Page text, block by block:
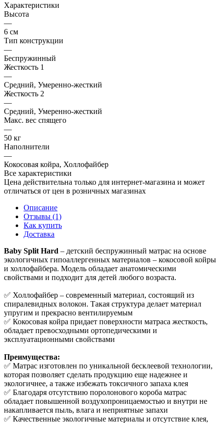
Характеристики
Высота
—
6 см
Тип конструкции
—
Беспружинный
Жесткость 1
—
Средний, Умеренно-жесткий
Жесткость 2
—
Средний, Умеренно-жесткий
Макс. вес спящего
—
50 кг
Наполнители
—
Кокосовая койра, Холлофайбер
Все характеристики
Цена действительна только для интернет-магазина и может
отличаться от цен в розничных магазинах
Описание
Отзывы (1)
Как купить
Доставка
Baby Split Hard – детский беспружинный матрас на основе
экологичных гипоаллергенных материалов – кокосовой койры
и холлофайбера. Модель обладает анатомическими
свойствами и подходит для детей любого возраста.
✅ Холлофайбер – современный материал, состоящий из
спиралевидных волокон. Такая структура делает материал
упругим и прекрасно вентилируемым
✅ Кокосовая койра придает поверхности матраса жесткость,
обладает превосходными ортопедическими и
эксплуатационными свойствами
Преимущества:
✅ Матрас изготовлен по уникальной бесклеевой технологии,
которая позволяет сделать продукцию еще надежнее и
экологичнее, а также избежать токсичного запаха клея
✅ Благодаря отсутствию поролонового короба матрас
обладает повышенной воздухопроницаемостью и внутри не
накапливается пыль, влага и неприятные запахи
✅ Качественные экологичные материалы и отсутствие клея,